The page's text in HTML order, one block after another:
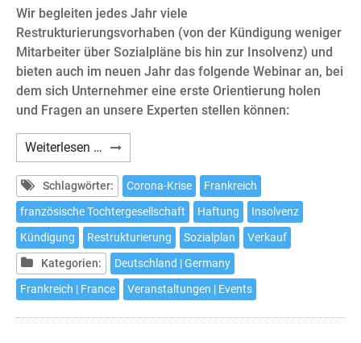
Wir begleiten jedes Jahr viele
Restrukturierungsvorhaben (von der Kündigung weniger
Mitarbeiter über Sozialpläne bis hin zur Insolvenz) und
bieten auch im neuen Jahr das folgende Webinar an, bei
dem sich Unternehmer eine erste Orientierung holen
und Fragen an unsere Experten stellen können:
Weiterlesen … Webinar:
Die
französische
Tochtergesellschaft
in
der
Krise
Schlagwörter: Corona-Krise
Frankreich
französische Tochtergesellschaft
Haftung
Insolvenz
Kündigung
Restrukturierung Sozialplan
Verkauf
Kategorien:
Deutschland | Germany
Frankreich | France
Veranstaltungen | Events